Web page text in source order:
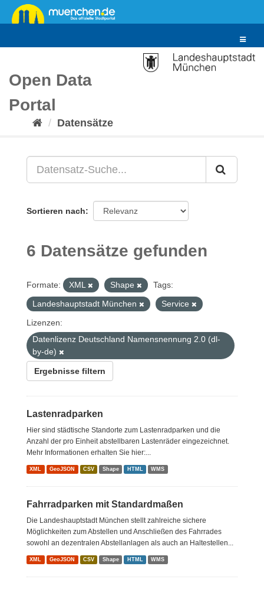
Überspringen
zum
Toggle
Open Data
Portal
Datensätze
Sortieren nach
6 Datensätze gefunden
Formate: XML Shape
Tags:
Landeshauptstadt München
Service
Lizenzen:
Datenlizenz Deutschland Namensnennung 2.0 (dl-
by-de)
Ergebnisse filtern
Lastenradparken
Hier sind städtische Standorte zum Lastenradparken und die
Anzahl der pro Einheit abstellbaren Lastenräder eingezeichnet.
Mehr Informationen erhalten Sie hier:...
XML GeoJSON CSV Shape HTML WMS
Fahrradparken mit Standardmaßen
Die Landeshauptstadt München stellt zahlreiche sichere
Möglichkeiten zum Abstellen und Anschließen des Fahrrades
sowohl an dezentralen Abstellanlagen als auch an Haltestellen...
XML GeoJSON CSV Shape HTML WMS